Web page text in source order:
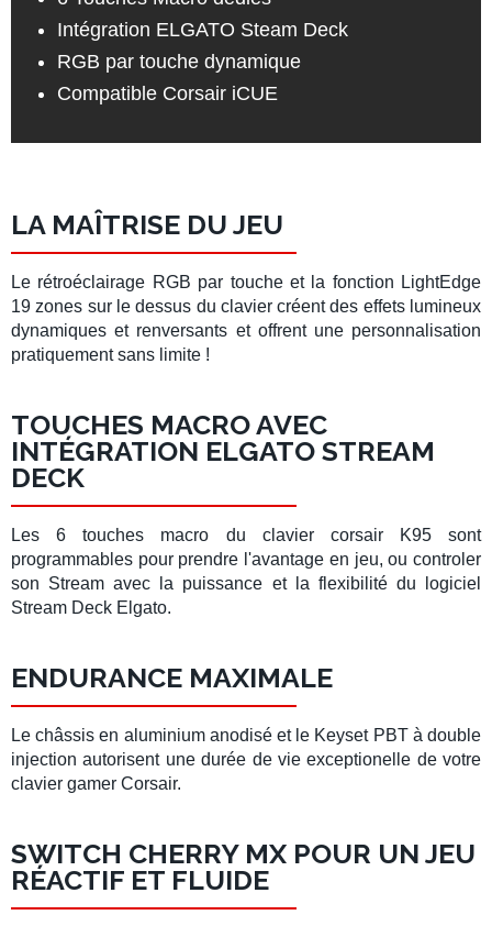
Intégration ELGATO Steam Deck
RGB par touche dynamique
Compatible Corsair iCUE
LA MAÎTRISE DU JEU
Le rétroéclairage RGB par toucheet la fonction LightEdge
19 zones sur le dessus du clavier créent des effets lumineux
dynamiques et renversants et offrent une personnalisation
pratiquement sans limite !
TOUCHES MACRO AVEC
INTÉGRATION ELGATO STREAM
DECK
Les6 touches macro du clavier corsair K95 sont
programmables pour prendre l'avantage en jeu, ou controler
son Stream avec la puissance et la flexibilité du logiciel
Stream Deck Elgato.
ENDURANCE MAXIMALE
Lechâssis en aluminiumanodisé et le Keyset PBTà double
injection autorisent unedurée de vie exceptionelle de votre
clavier gamer Corsair.
SWITCH CHERRY MX POUR UN JEU
RÉACTIF ET FLUIDE